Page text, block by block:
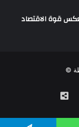
قوة الاقتصاد
تيك
توك